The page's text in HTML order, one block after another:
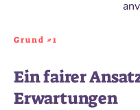
Grund #1
Ein fairer
Erwartungen